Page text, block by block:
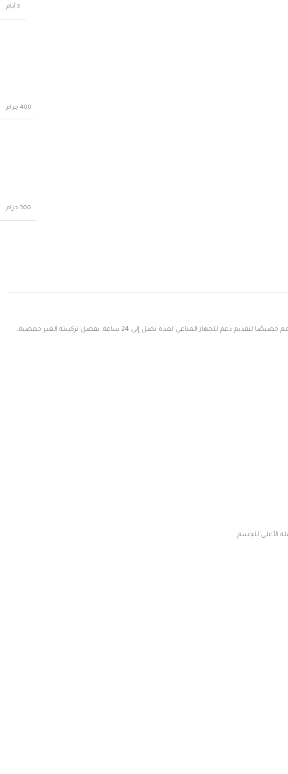
3 أيام
400 جرام
300 جرام
احصل على دعم فيتامين C لجسمك مع Ester-C 500 Mg. هذا المنتج يحتوي على 500 ملغ من فيتامين C في كل كبسولة، وهو مصمم خصيصًا لتقديم دعم للجهاز المناعي لمدة تصل إلى 24 ساعة. بفضل تركيبته الغير حمضية،